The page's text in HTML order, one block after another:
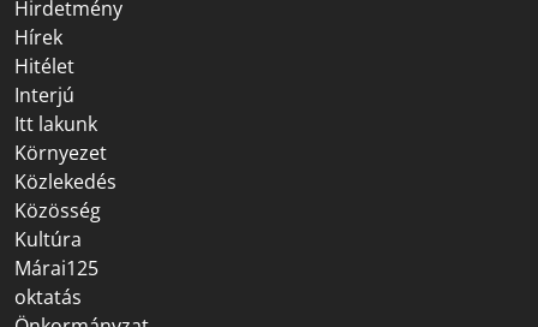
Hirdetmény
Hírek
Hitélet
Interjú
Itt lakunk
Környezet
Közlekedés
Közösség
Kultúra
Márai125
oktatás